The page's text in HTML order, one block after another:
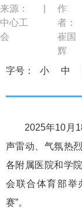
来源：
中心工
会
作
者：
崔国
辉
字号： 小 中
2025年10月
声雷动、气氛热
各附属医院和学
会联合体育部举
赛”。